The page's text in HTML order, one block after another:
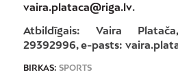
vaira.plataca@riga.lv.
Atbildīgais: Vaira
29392996, e-pasts:
BIRKAS: SPORTS